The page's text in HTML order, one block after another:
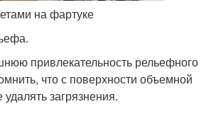
на фартуке
привлекательность рельефного
что с поверхности объемной
загрязнения.